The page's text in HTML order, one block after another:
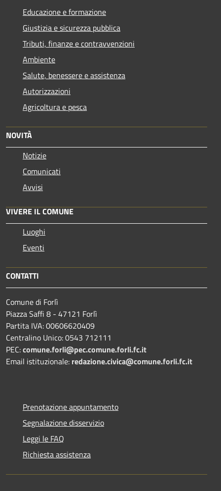
Educazione e formazione
Giustizia e sicurezza pubblica
Tributi, finanze e contravvenzioni
Ambiente
Salute, benessere e assistenza
Autorizzazioni
Agricoltura e pesca
NOVITÀ
Notizie
Comunicati
Avvisi
VIVERE IL COMUNE
Luoghi
Eventi
CONTATTI
Comune di Forlì
Piazza Saffi 8 - 47121 Forlì
Partita IVA: 00606620409
Centralino Unico: 0543 712111
PEC:comune.forli@pec.comune.forli.fc.it
Email istituzionale: redazione.civica@comune.forli.fc.it
Prenotazione appuntamento
Segnalazione disservizio
Leggi le FAQ
Richiesta assistenza